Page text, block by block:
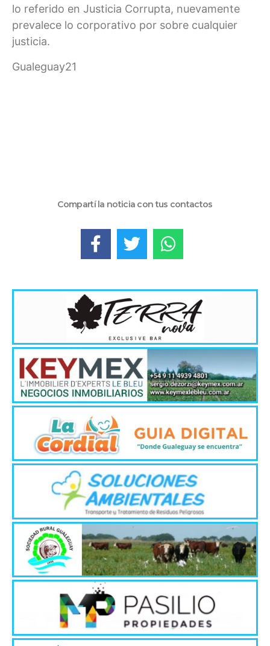
lo referido en Justicia Corrupta, nuevamente
prevalece lo corporativo por sobre cualquier
justicia.
Gualeguay21
Compartí la noticia con tus contactos